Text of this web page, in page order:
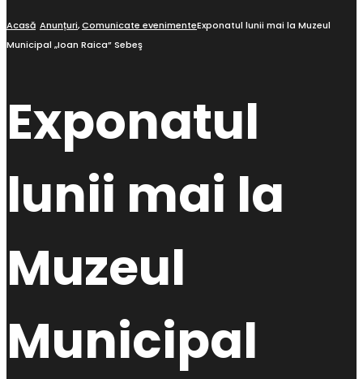
Acasă Anunțuri,Comunicate evenimenteExponatul lunii mai la Muzeul
Municipal „Ioan Raica” Sebeş
Exponatul
lunii mai la
Muzeul
Municipal